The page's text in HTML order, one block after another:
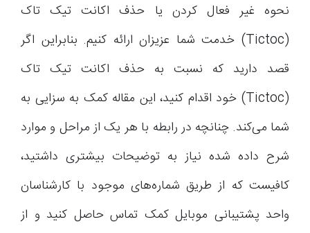
نحوه غیر فعال کردن یا حذف اکانت تیک تاک
(Tictoc) خدمت شما عزیزان ارائه کنیم. بنابراین اگر
قصد دارید که نسبت به حذف اکانت تیک تاک
(Tictoc) خود اقدام کنید، این مقاله کمک به سزایی به
شما می‌کند. چنانچه در رابطه با هر یک از مراحل و موارد
شرح داده شده نیاز به توضیحات بیشتری داشتید،
کافیست که از طریق شماره‌های موجود با کارشناسان
واحد پشتیبانی موبایل کمک تماس حاصل کنید و از